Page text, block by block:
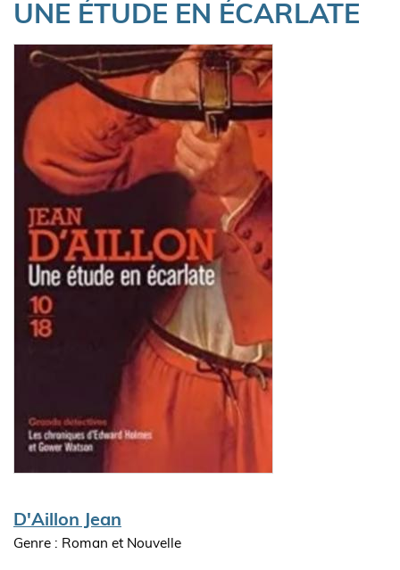
UNE ÉTUDE EN ÉCARLATE
Auteur(s)
D'Aillon Jean
Genre : Roman et Nouvelle